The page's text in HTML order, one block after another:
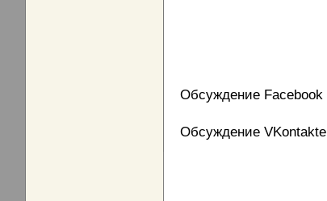
Обсуждение Facebook
Обсуждение VKontakte